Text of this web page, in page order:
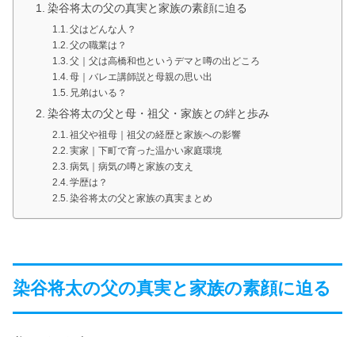
染谷将太の父の真実と家族の素顔に迫る
父はどんな人？
父の職業は？
父｜父は高橋和也というデマと噂の出どころ
母｜バレエ講師説と母親の思い出
兄弟はいる？
染谷将太の父と母・祖父・家族との絆と歩み
祖父や祖母｜祖父の経歴と家族への影響
実家｜下町で育った温かい家庭環境
病気｜病気の噂と家族の支え
学歴は？
染谷将太の父と家族の真実まとめ
染谷将太の父の真実と家族の素顔に迫る